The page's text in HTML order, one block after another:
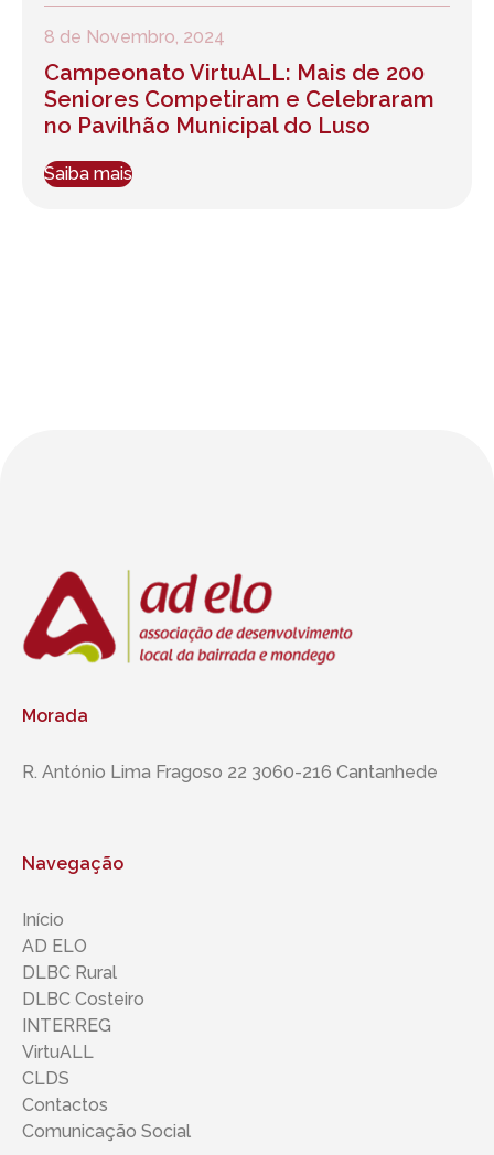
8 de Novembro, 2024
Campeonato VirtuALL: Mais de 200
Seniores Competiram e Celebraram
no Pavilhão Municipal do Luso
Saiba mais
Morada
R. António Lima Fragoso 22 3060-216 Cantanhede
Navegação
Início
AD ELO
DLBC Rural
DLBC Costeiro
INTERREG
VirtuALL
CLDS
Contactos
Comunicação Social